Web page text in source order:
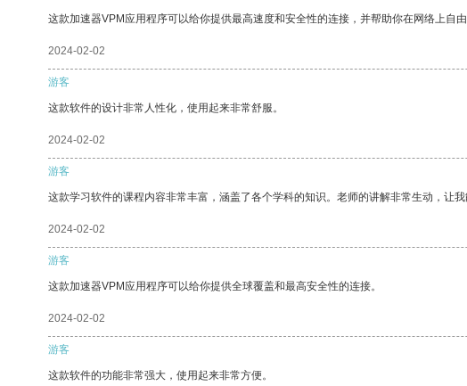
这款加速器VPM应用程序可以给你提供最高速度和安全性的连接，并帮助你在网络上自由
2024-02-02
游客
这款软件的设计非常人性化，使用起来非常舒服。
2024-02-02
游客
这款学习软件的课程内容非常丰富，涵盖了各个学科的知识。老师的讲解非常生动，让我
2024-02-02
游客
这款加速器VPM应用程序可以给你提供全球覆盖和最高安全性的连接。
2024-02-02
游客
这款软件的功能非常强大，使用起来非常方便。